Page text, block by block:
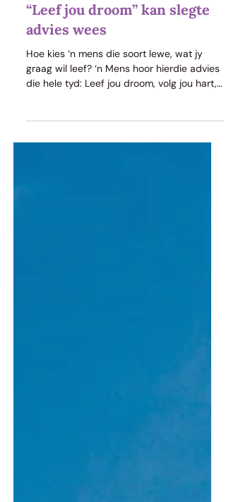
My Wêreld
“Leef jou droom” kan slegte
advies wees
Hoe kies ‘n mens die soort lewe, wat jy
die hele tyd: Leef jou droom, volg jou hart,